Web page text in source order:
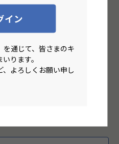
イン
通じて、皆さまのキ
ります。
よろしくお願い申し
用情報から機密情報が漏れない
求人は、なかなか一般公開され
案内され、公開前にクローズと
でいち早く入手を